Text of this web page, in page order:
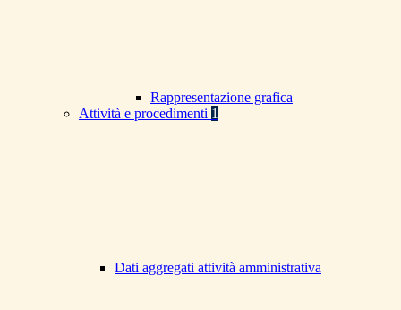
Rappresentazione grafica
Attività e procedimenti 1
Dati aggregati attività amministrativa